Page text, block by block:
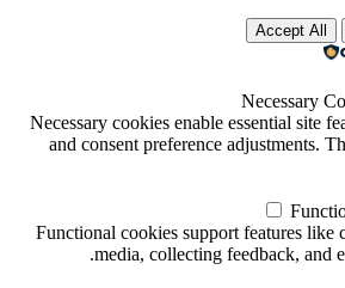
Accept All
Necessary
Necessary cookies enable essential site
and consent preference adjustments.
Functional cookies support features like
media, collecting feedback, and